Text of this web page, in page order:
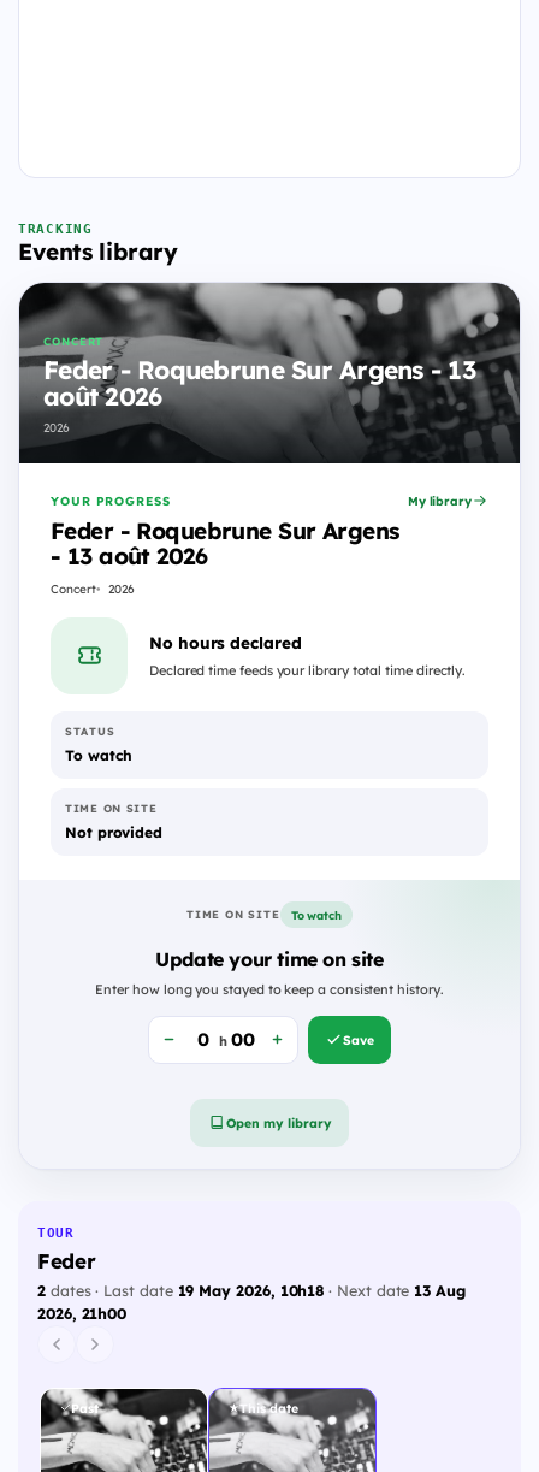
TRACKING
Events library
CONCERT
Feder - Roquebrune Sur Argens - 13
août 2026
2026
YOUR PROGRESS
Feder - Roquebrune Sur Argens
- 13 août 2026
Concert 2026
My library
No hours declared
Declared time feeds your library total time directly.
STATUS
To watch
TIME ON SITE
Not provided
TIME ON SITE To watch
Update your time on site
Enter how long you stayed to keep a consistent history.
h Save
Open my library
TOUR
Feder
2dates · Last date 19 May 2026, 10h18 · Next date 13 Aug
2026, 21h00
Past This date